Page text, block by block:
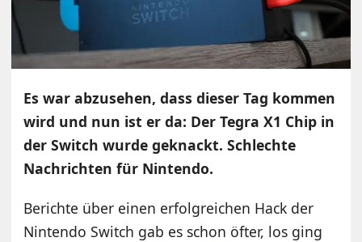
Es war abzusehen, dass dieser Tag kommen
wird und nun ist er da: Der Tegra X1 Chip in
der Switch wurde geknackt. Schlechte
Nachrichten für Nintendo.
Berichte über einen erfolgreichen Hack der
Nintendo Switch gab es schon öfter, los ging